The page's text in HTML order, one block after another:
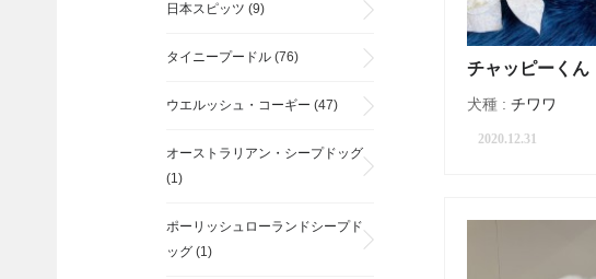
チャッピーくん
犬種 : チワワ
2020.12.31
日本スピッツ (9)
タイニープードル (76)
ウエルッシュ・コーギー (47)
オーストラリアン・シープドッグ
(1)
ポーリッシュローランドシープド
ッグ (1)